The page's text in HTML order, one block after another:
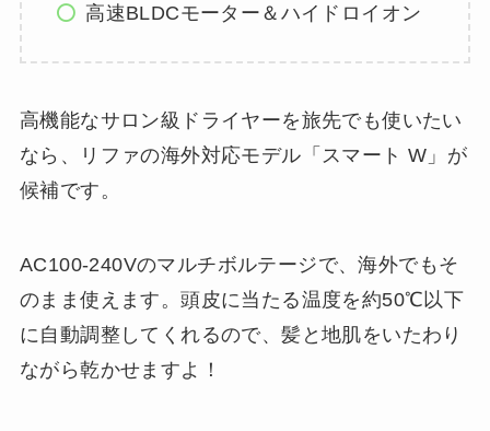
高速BLDCモーター＆ハイドロイオン
高機能なサロン級ドライヤーを旅先でも使いたい
なら、リファの海外対応モデル「スマート W」が
候補です。
AC100-240Vのマルチボルテージで、海外でもそ
のまま使えます。頭皮に当たる温度を約50℃以下
に自動調整してくれるので、髪と地肌をいたわり
ながら乾かせますよ！